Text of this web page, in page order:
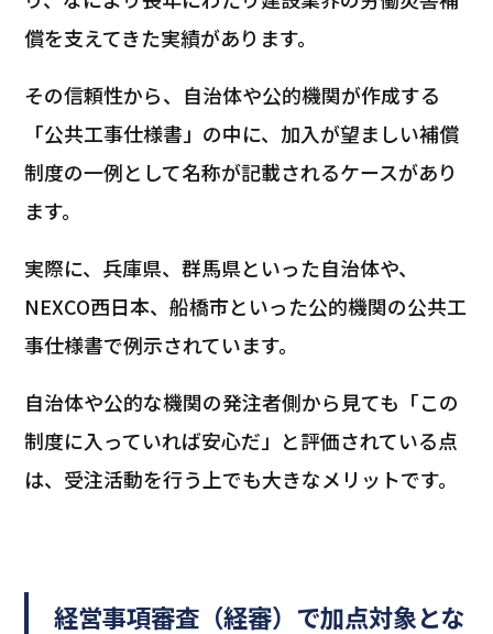
償を支えてきた実績があります。
その信頼性から、自治体や公的機関が作成する
「公共工事仕様書」の中に、加入が望ましい補償
制度の一例として名称が記載されるケースがあり
ます。
実際に、兵庫県、群馬県といった自治体や、
NEXCO西日本、船橋市といった公的機関の公共工
事仕様書で例示されています。
自治体や公的な機関の発注者側から見ても「この
制度に入っていれば安心だ」と評価されている点
は、受注活動を行う上でも大きなメリットです。
経営事項審査（経審）で加点対象とな